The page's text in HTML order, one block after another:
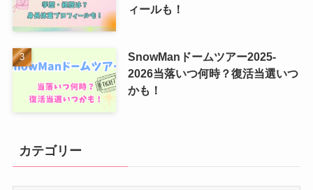
ィールも！
SnowManドームツアー2025-
2026当落いつ何時？復活当選いつ
かも！
カテゴリー